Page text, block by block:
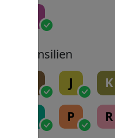
Transilien
J K
P R